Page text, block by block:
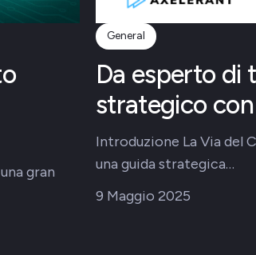
gran
General
Da esperto di
strategico
Introduzione La Via del
una guida strategica…
9 Maggio 2025